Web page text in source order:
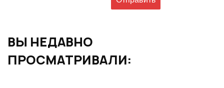
ВЫ НЕДАВНО
ПРОСМАТРИВАЛИ: